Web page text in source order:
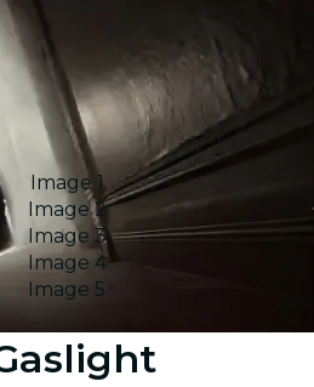
Image 1
Image 2
Image 3
Image 4
Image 5